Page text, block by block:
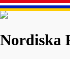
Nordiska